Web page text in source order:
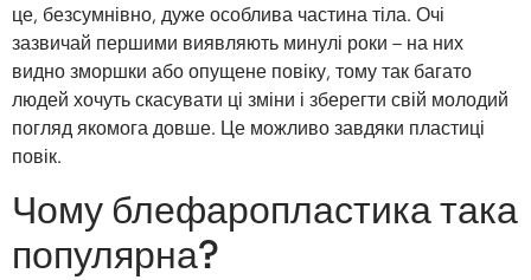
це, безсумнівно, дуже особлива частина тіла. Очі
зазвичай першими виявляють минулі роки – на них
видно зморшки або опущене повіку, тому так багато
людей хочуть скасувати ці зміни і зберегти свій молодий
погляд якомога довше. Це можливо завдяки пластиці
повік.
Чому блефаропластика така
популярна?